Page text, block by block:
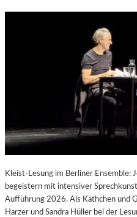
Kleist-Lesung im Berliner Ensemble:
begeistern mit intensiver
Aufführung 2026. Als Käthchen und
Harzer und Sandra Hüller bei der